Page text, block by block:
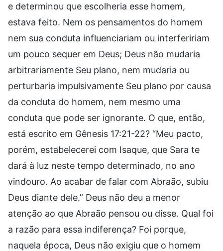
e determinou que escolheria esse homem,
estava feito. Nem os pensamentos do homem
nem sua conduta influenciariam ou interfeririam
um pouco sequer em Deus; Deus não mudaria
arbitrariamente Seu plano, nem mudaria ou
perturbaria impulsivamente Seu plano por causa
da conduta do homem, nem mesmo uma
conduta que pode ser ignorante. O que, então,
está escrito em Gênesis 17:21-22? “Meu pacto,
porém, estabelecerei com Isaque, que Sara te
dará à luz neste tempo determinado, no ano
vindouro. Ao acabar de falar com Abraão, subiu
Deus diante dele.” Deus não deu a menor
atenção ao que Abraão pensou ou disse. Qual foi
a razão para essa indiferença? Foi porque,
naquela época, Deus não exigiu que o homem